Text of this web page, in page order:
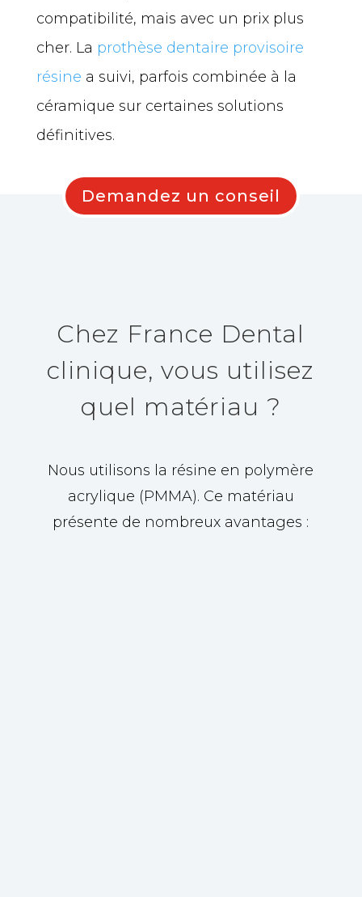
compatibilité, mais avec un prix plus
cher. La prothèse dentaire provisoire
résine a suivi, parfois combinée à la
céramique sur certaines solutions
définitives.
Demandez un conseil
Chez France Dental
clinique, vous utilisez
quel matériau ?
Nous utilisons la résine en polymère
acrylique (PMMA). Ce matériau
présente de nombreux avantages :